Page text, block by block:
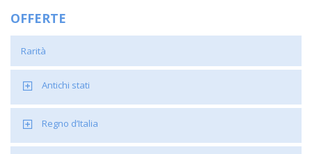
OFFERTE
Rarità
Antichi stati
Regno d’Italia